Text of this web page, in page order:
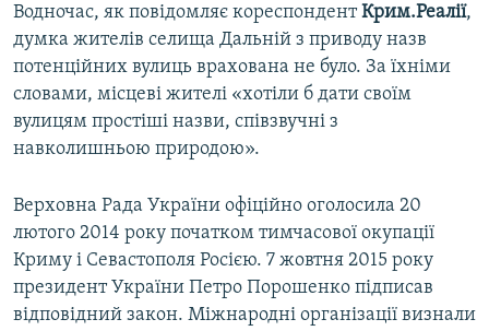
Водночас, як повідомляє кореспондентКрим.Реалії,
думка жителів селища Дальній з приводу назв
потенційних вулиць врахована не було. За їхніми
словами, місцеві жителі «хотіли б дати своїм
вулицям простіші назви, співзвучні з
навколишньою природою».
Верховна Рада України офіційно оголосила 20
лютого 2014 року початком тимчасової окупації
Криму і Севастополя Росією. 7 жовтня 2015 року
президент України Петро Порошенко підписав
відповідний закон. Міжнародні організації визнали